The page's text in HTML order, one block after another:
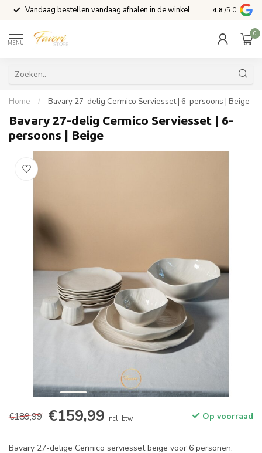
Vandaag bestellen vandaag afhalen in de winkel Voor 15:00
4.8 /5.0
MENU
0
Home / Bavary 27-delig Cermico Serviesset | 6-persoons | Beige
Bavary 27-delig Cermico Serviesset | 6-
persoons | Beige
€189,99 €159,99 Incl. btw Op voorraad
Bavary 27-delige Cermico serviesset beige voor 6 personen.